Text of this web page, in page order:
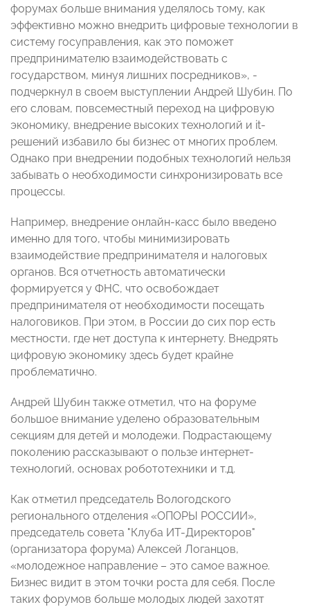
форумах больше внимания уделялось тому, как
эффективно можно внедрить цифровые технологии в
систему госуправления, как это поможет
предпринимателю взаимодействовать с
государством, минуя лишних посредников», -
подчеркнул в своем выступлении Андрей Шубин. По
его словам, повсеместный переход на цифровую
экономику, внедрение высоких технологий и it-
решений избавило бы бизнес от многих проблем.
Однако при внедрении подобных технологий нельзя
забывать о необходимости синхронизировать все
процессы.
Например, внедрение онлайн-касс было введено
именно для того, чтобы минимизировать
взаимодействие предпринимателя и налоговых
органов. Вся отчетность автоматически
формируется у ФНС, что освобождает
предпринимателя от необходимости посещать
налоговиков. При этом, в России до сих пор есть
местности, где нет доступа к интернету. Внедрять
цифровую экономику здесь будет крайне
проблематично.
Андрей Шубин также отметил, что на форуме
большое внимание уделено образовательным
секциям для детей и молодежи. Подрастающему
поколению рассказывают о пользе интернет-
технологий, основах робототехники и т.д.
Как отметил председатель Вологодского
регионального отделения «ОПОРЫ РОССИИ»,
председатель совета "Клуба ИТ-Директоров"
(организатора форума) Алексей Логанцов,
«молодежное направление – это самое важное.
Бизнес видит в этом точки роста для себя. После
таких форумов больше молодых людей захотят